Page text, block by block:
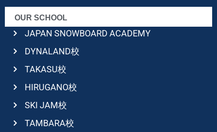
OUR SCHOOL
JAPAN SNOWBOARD ACADEMY
DYNALAND校
TAKASU校
HIRUGANO校
SKI JAM校
TAMBARA校